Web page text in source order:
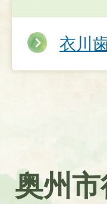
衣川
奥州